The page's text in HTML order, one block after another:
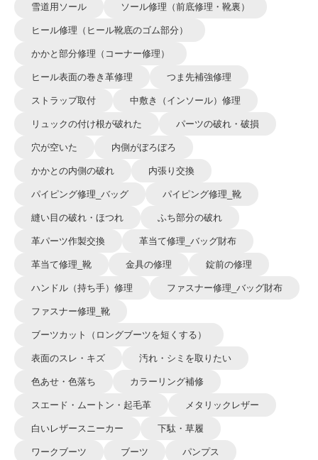
雪道用ソール ソール修理（前底修理・靴裏）
ヒール修理（ヒール靴底のゴム部分）
かかと部分修理（コーナー修理）
ヒール表面の巻き革修理 つま先補強修理
ストラップ取付 中敷き（インソール）修理
リュックの付け根が破れた パーツの破れ・破損
穴が空いた 内側がぼろぼろ
かかとの内側の破れ 内張り交換
パイピング修理_バッグ パイピング修理_靴
縫い目の破れ・ほつれ ふち部分の破れ
革パーツ作製交換 革当て修理_バッグ財布
革当て修理_靴 金具の修理 錠前の修理
ハンドル（持ち手）修理 ファスナー修理_バッグ財布
ファスナー修理_靴
ブーツカット（ロングブーツを短くする）
表面のスレ・キズ 汚れ・シミを取りたい
色あせ・色落ち カラーリング補修
スエード・ムートン・起毛革 メタリックレザー
白いレザースニーカー 下駄・草履
ワークブーツ ブーツ パンプス